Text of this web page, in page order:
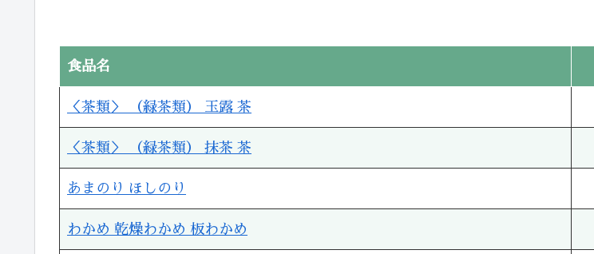
食品名
＜茶類＞ （緑茶類） 玉露 茶
＜茶類＞ （緑茶類） 抹茶 茶
あまのり ほしのり
わかめ 乾燥わかめ 板わかめ